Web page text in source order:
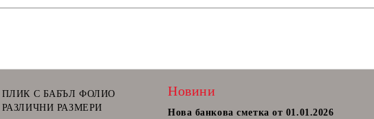
ПЛИК С БАБЪЛ ФОЛИО
РАЗЛИЧНИ РАЗМЕРИ
Новини
Нова банкова сметка от 01.01.2026